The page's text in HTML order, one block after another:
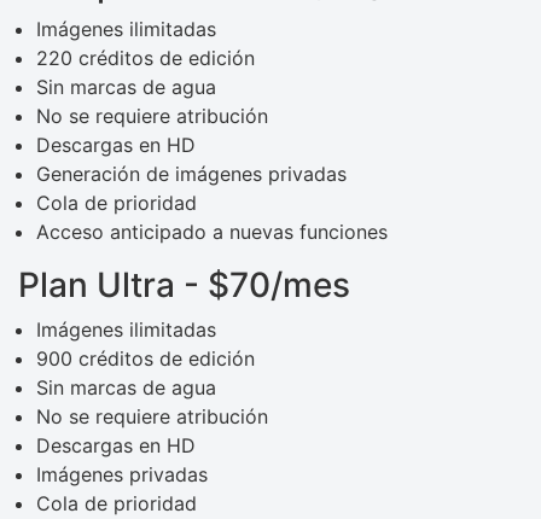
Imágenes ilimitadas
220 créditos de edición
Sin marcas de agua
No se requiere atribución
Descargas en HD
Generación de imágenes privadas
Cola de prioridad
Acceso anticipado a nuevas funciones
Plan Ultra - $70/mes
Imágenes ilimitadas
900 créditos de edición
Sin marcas de agua
No se requiere atribución
Descargas en HD
Imágenes privadas
Cola de prioridad